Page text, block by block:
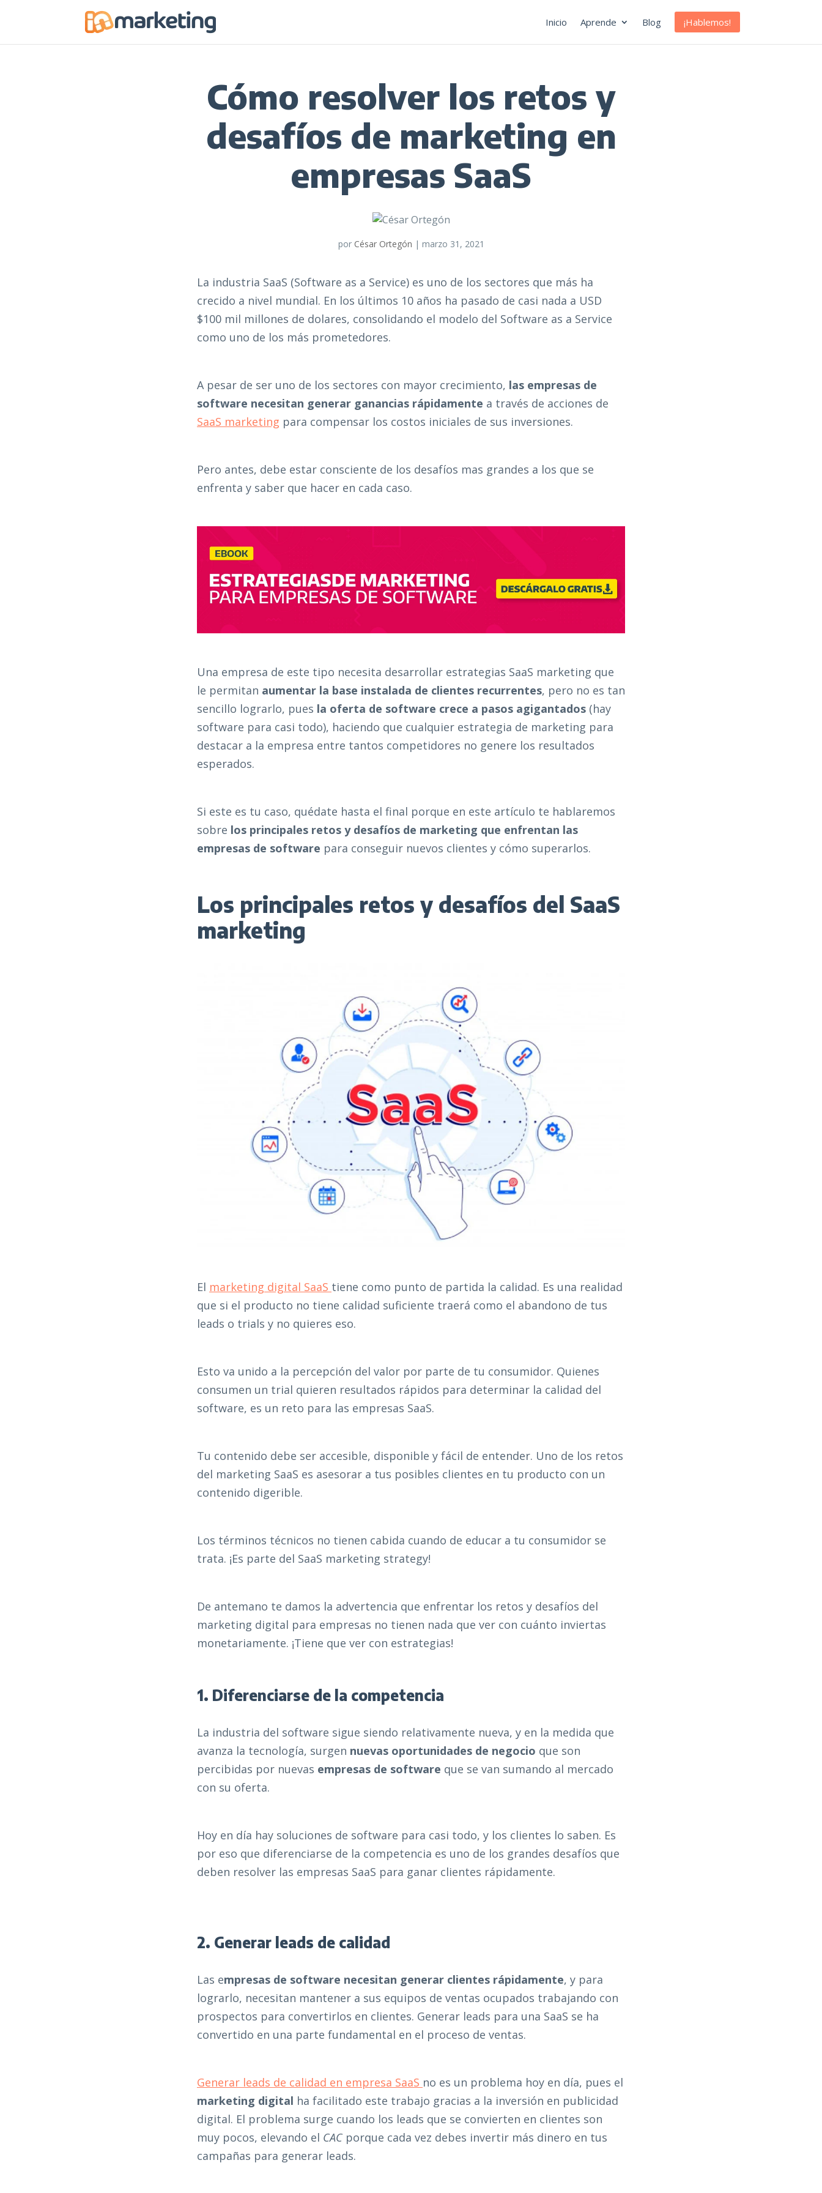
Inicio Aprende Blog ¡Hablemos!
Cómo resolver los retos y
desafíos de marketing en
empresas SaaS
por César Ortegón | marzo 31, 2021
La industria SaaS (Software as a Service) es uno de los sectores que más ha
crecido a nivel mundial. En los últimos 10 años ha pasado de casi nada a USD
$100 mil millones de dolares, consolidando el modelo del Software as a Service
como uno de los más prometedores.
A pesar de ser uno de los sectores con mayor crecimiento, las empresas de
software necesitan generar ganancias rápidamente a través de acciones de
SaaS marketing para compensar los costos iniciales de sus inversiones.
Pero antes, debe estar consciente de los desafíos mas grandes a los que se
enfrenta y saber que hacer en cada caso.
Una empresa de este tipo necesita desarrollar estrategias SaaS marketing que
le permitan aumentar la base instalada de clientes recurrentes, pero no es tan
sencillo lograrlo, pues la oferta de software crece a pasos agigantados (hay
software para casi todo), haciendo que cualquier estrategia de marketing para
destacar a la empresa entre tantos competidores no genere los resultados
esperados.
Si este es tu caso, quédate hasta el final porque en este artículo te hablaremos
sobre los principales retos y desafíos de marketing que enfrentan las
empresas de software para conseguir nuevos clientes y cómo superarlos.
Los principales retos y desafíos del SaaS
marketing
El marketing digital SaaS tiene como punto de partida la calidad. Es una realidad
que si el producto no tiene calidad suficiente traerá como el abandono de tus
leads o trials y no quieres eso.
Esto va unido a la percepción del valor por parte de tu consumidor. Quienes
consumen un trial quieren resultados rápidos para determinar la calidad del
software, es un reto para las empresas SaaS.
Tu contenido debe ser accesible, disponible y fácil de entender. Uno de los retos
del marketing SaaS es asesorar a tus posibles clientes en tu producto con un
contenido digerible.
Los términos técnicos no tienen cabida cuando de educar a tu consumidor se
trata. ¡Es parte del SaaS marketing strategy!
De antemano te damos la advertencia que enfrentar los retos y desafíos del
marketing digital para empresas no tienen nada que ver con cuánto inviertas
monetariamente. ¡Tiene que ver con estrategias!
1. Diferenciarse de la competencia
La industria del software sigue siendo relativamente nueva, y en la medida que
avanza la tecnología, surgen nuevas oportunidades de negocio que son
percibidas por nuevas empresas de software que se van sumando al mercado
con su oferta.
Hoy en día hay soluciones de software para casi todo, y los clientes lo saben. Es
por eso que diferenciarse de la competencia es uno de los grandes desafíos que
deben resolver las empresas SaaS para ganar clientes rápidamente.
2. Generar leads de calidad
Las empresas de software necesitan generar clientes rápidamente, y para
lograrlo, necesitan mantener a sus equipos de ventas ocupados trabajando con
prospectos para convertirlos en clientes. Generar leads para una SaaS se ha
convertido en una parte fundamental en el proceso de ventas.
Generar leads de calidad en empresa SaaS no es un problema hoy en día, pues el
marketing digital ha facilitado este trabajo gracias a la inversión en publicidad
digital. El problema surge cuando los leads que se convierten en clientes son
muy pocos, elevando el CAC porque cada vez debes invertir más dinero en tus
campañas para generar leads.